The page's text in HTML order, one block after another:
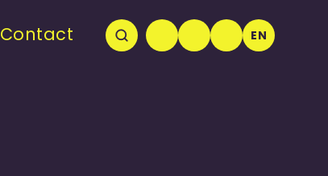
Contact EN